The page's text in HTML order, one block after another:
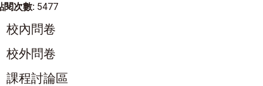
閱次數: 5477
校內問卷
校外問卷
課程討論區